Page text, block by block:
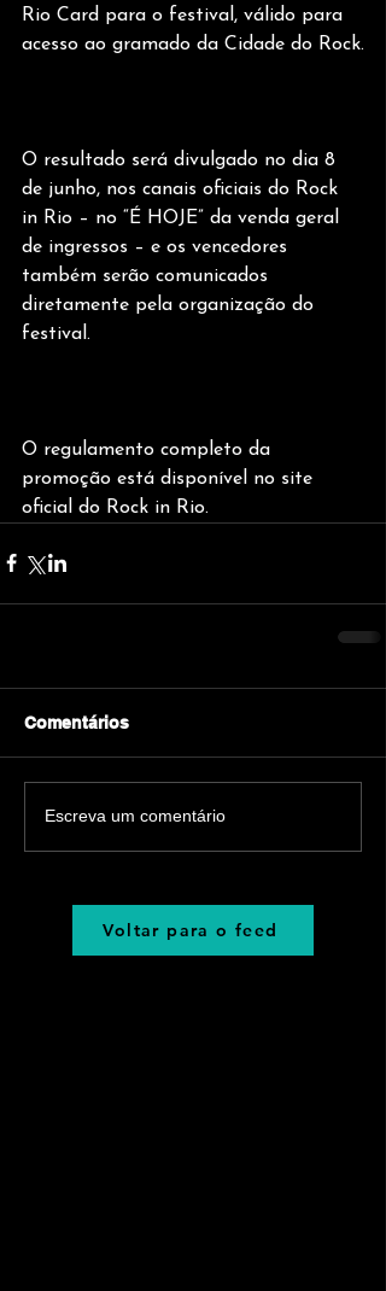
Rio Card para o festival, válido para
acesso ao gramado da Cidade do Rock.
O resultado será divulgado no dia 8
de junho, nos canais oficiais do Rock
in Rio – no “É HOJE” da venda geral
de ingressos – e os vencedores
também serão comunicados
diretamente pela organização do
festival.
O regulamento completo da
promoção está disponível no site
oficial do Rock in Rio.
Comentários
Escreva um comentário
Voltar para o feed